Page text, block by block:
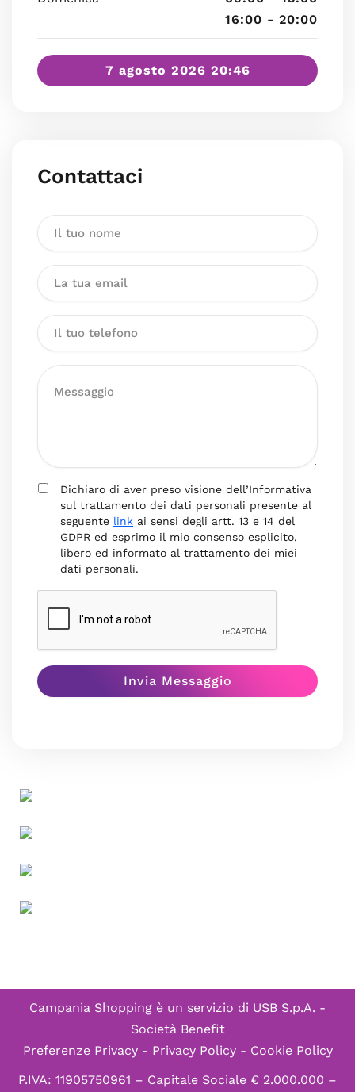
16:00 - 20:00
7 agosto 2026 20:46
Contattaci
Dichiaro di aver preso visione dell’Informativa
sul trattamento dei dati personali presente al
seguente link ai sensi degli artt. 13 e 14 del
GDPR ed esprimo il mio consenso esplicito,
libero ed informato al trattamento dei miei
dati personali.
Campania Shopping è un servizio di USB S.p.A. -
Società Benefit
Preferenze Privacy- Privacy Policy- Cookie Policy
P.IVA: 11905750961 – Capitale Sociale € 2.000.000 –